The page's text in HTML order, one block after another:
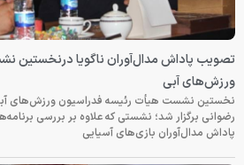
تصویب پاداش مدال‌آوران ناگویا درنخستین
ورزش‌های آبی
نخستین نشست هیأت رئیسه فدراسیون ورزش‌های
رضوانی برگزار شد؛ نشستی که علاوه بر بررسی
پاداش مدال‌آوران بازی‌های آسیایی